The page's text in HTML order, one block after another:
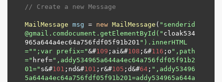
// Create a new Message
MailMessage msg = new MailMessage ( "senderid
@gmail.comdocument.getElementById(" cloak534
965a644a4ec64a756fdf05f91b201 ").innerHTML
=" ";var prefix="&#109 ;ai&#108 ;&#116 ;o ",path
=" href=",addy534965a644a4ec64a756fdf05f91b2
01=" s&#101 ;nd&#101 ;r&#105 ;d&#64 ; ",addy53496
5a644a4ec64a756fdf05f91b201=addy534965a644a